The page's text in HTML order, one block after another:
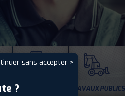
MANUTENTION TRAVAUX PUBLICS
sans accepter >
?